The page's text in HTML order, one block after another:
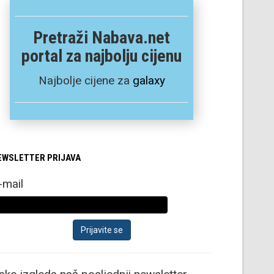
Pretraži Nabava.net
portal za najbolju cijenu
Najbolje cijene za galaxy
PRIJAVA